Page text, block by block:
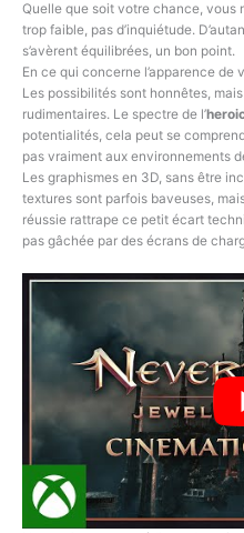
Quelle que soit votre chance, vous
trop faible, pas d’inquiétude.
s’avèrent équilibrées, un bon point.
En ce qui concerne l’apparence de
Les possibilités sont honnêtes,
rudimentaires. Le spectre de l’
potentialités, cela peut se
pas vraiment aux environnements
Les graphismes en 3D, sans être
textures sont parfois baveuses,
réussie rattrape ce petit écart
pas gâchée par des écrans de